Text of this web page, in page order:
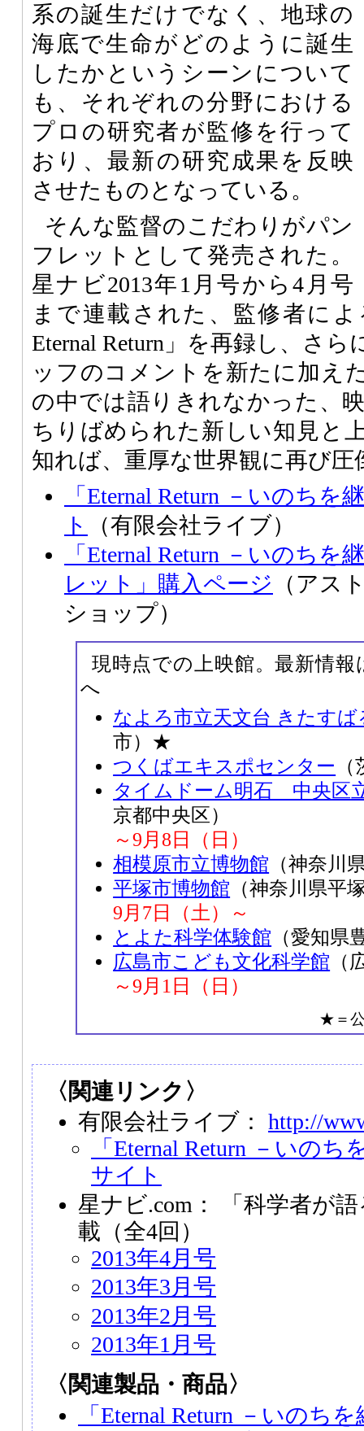
系の誕生だけでなく、地球の
海底で生命がどのように誕生
したかというシーンについて
も、それぞれの分野における
プロの研究者が監修を行って
おり、最新の研究成果を反映
させたものとなっている。
そんな監督のこだわりがパン
フレットとして発売された。
星ナビ2013年1月号から4月号
まで連載された、監修者に
Eternal Return」を再録し、さ
ッフのコメントを新たに加え
の中では語りきれなかった、
ちりばめられた新しい知見と
知れば、重厚な世界観に再び
「Eternal Return －いのち
ト
（有限会社ライブ）
「Eternal Return －いのち
レット」購入ページ （アス
ショップ）
現時点での上映館。最新情報
へ
なよろ市立天文台 きたすば
市）★
つくばエキスポセンター
タイムドーム明石 中央区
京都中央区）
～9月8日（日）
相模原市立博物館 （神奈川
平塚市博物館 （神奈川県平
9月7日（土）～
とよた科学体験館 （愛知県
広島市こども文化科学館 （
～9月1日（日）
★＝
〈関連リンク〉
有限会社ライブ： http://
「Eternal Return －いの
サイト
星ナビ.com： 「科学者が語
載（全4回）
2013年4月号
2013年3月号
2013年2月号
2013年1月号
〈関連製品・商品〉
「Eternal Return －いのち